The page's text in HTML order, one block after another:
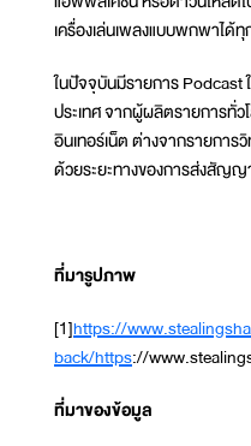
เครื่องเล่นเพลงแบบพกพาได้ทุ
ในปัจจุบันมีรายการ Podcast
ประเทศ จากผู้ผลิตรายการทั่
อินเทอร์เน็ต ต่างจากรายกา
ด้วยระยะทางของการส่งสัญ
ที่มารูปภาพ
[1]https://
back/https://
ที่มาของข้อมูล